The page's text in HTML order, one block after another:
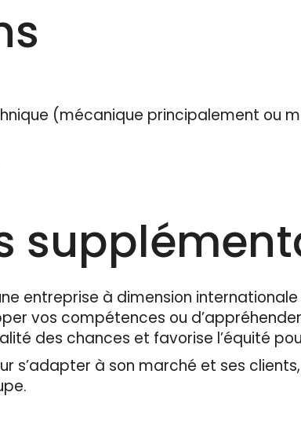
(mécanique principalement ou
entreprise à dimension
vos compétences ou
des chances et favorise l’équité
s’adapter à son marché et ses